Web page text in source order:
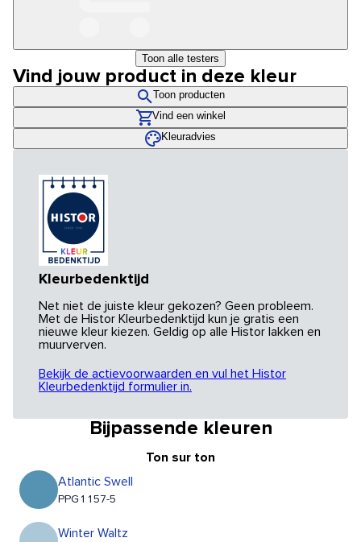
Toon alle testers
Vind jouw product in deze kleur
Toon producten
Vind een winkel
Kleuradvies
Kleurbedenktijd
Net niet de juiste kleur gekozen? Geen probleem.
Met de Histor Kleurbedenktijd kun je gratis een
nieuwe kleur kiezen. Geldig op alle Histor lakken en
muurverven.
Bekijk de actievoorwaarden en vul het Histor
Kleurbedenktijd formulier in.
Bijpassende kleuren
Ton sur ton
Atlantic Swell
PPG1157-5
Winter Waltz